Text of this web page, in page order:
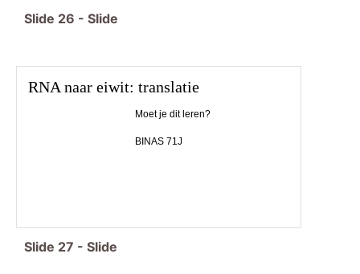
Slide 26 - Slide
RNA naar eiwit: translatie
Moet je dit leren?
BINAS 71J
Slide 27 - Slide